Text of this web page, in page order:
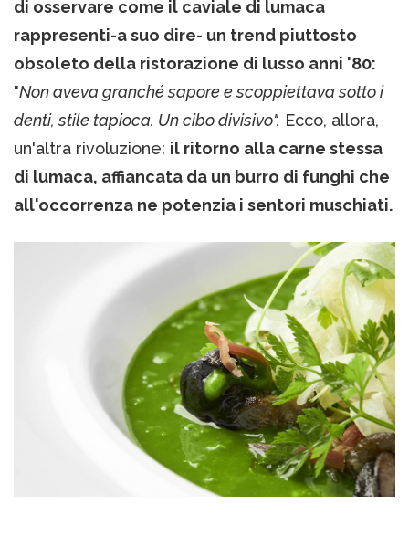
di osservare come il caviale di lumaca
rappresenti-a suo dire- un trend piuttosto
obsoleto della ristorazione di lusso anni '80:
"Non aveva granché sapore e scoppiettava sotto i
denti, stile tapioca. Un cibo divisivo". Ecco, allora,
un'altra rivoluzione: il ritorno alla carne stessa
di lumaca, affiancata da un burro di funghi che
all'occorrenza ne potenzia i sentori muschiati.